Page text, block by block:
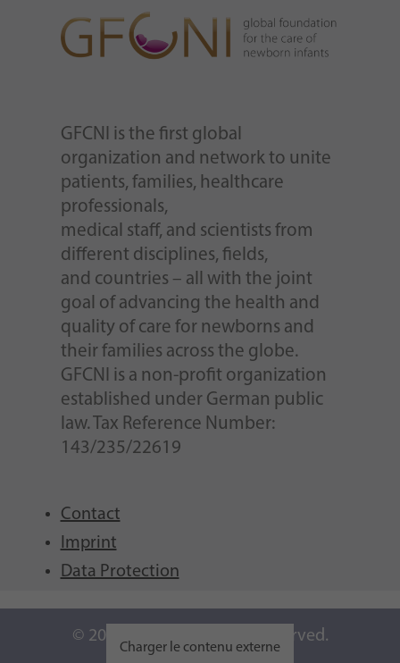
GFCNI is the first global
organization and network to unite
patients, families, healthcare
professionals,
medical staff, and scientists from
different disciplines, fields,
and countries – all with the joint
goal of advancing the health and
quality of care for newborns and
their families across the globe.
GFCNI is a non-profit organization
established under German public
law. Tax Reference Number:
143/235/22619
Contact
Imprint
Data Protection
© 2026 GFCNI. All Rights Reserved.
Charger le contenu externe